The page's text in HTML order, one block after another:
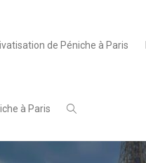
de Péniche à Paris
à Paris